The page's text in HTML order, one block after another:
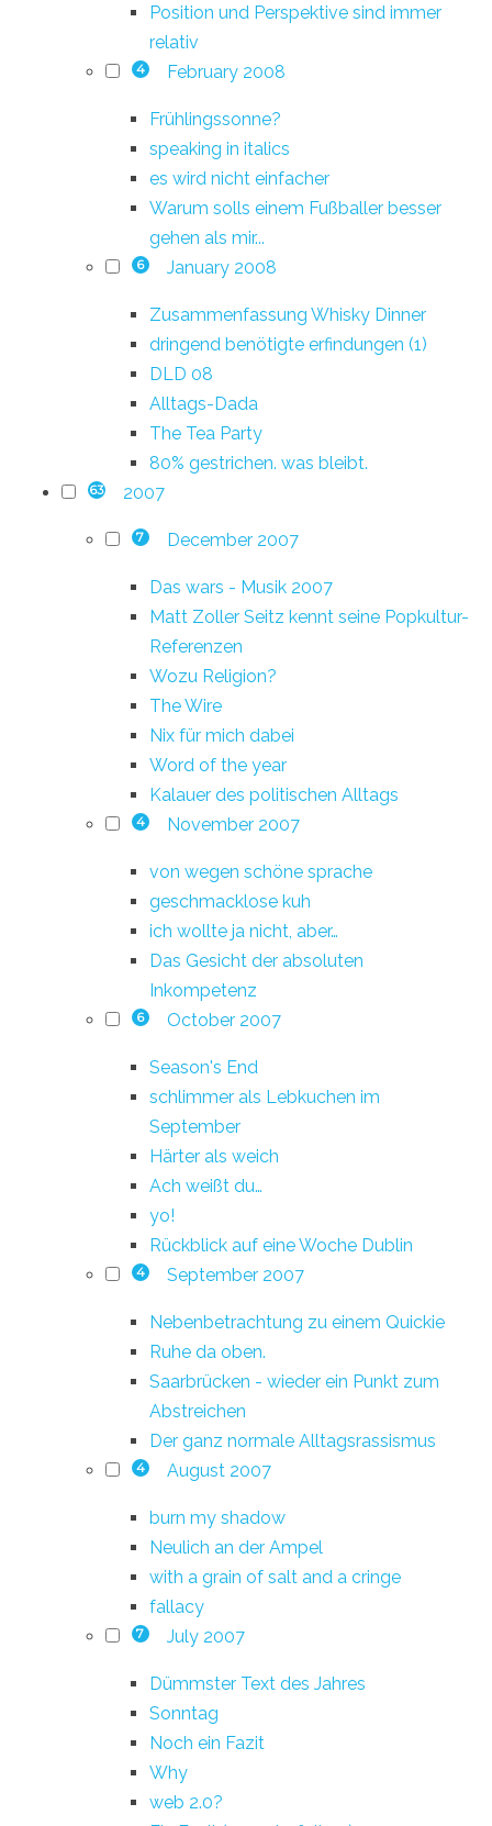
Position und Perspektive sind immer
relativ
4 February 2008
Frühlingssonne?
speaking in italics
es wird nicht einfacher
Warum solls einem Fußballer besser
gehen als mir...
6 January 2008
Zusammenfassung Whisky Dinner
dringend benötigte erfindungen (1)
DLD 08
Alltags-Dada
The Tea Party
80% gestrichen. was bleibt.
63 2007
7 December 2007
Das wars - Musik 2007
Matt Zoller Seitz kennt seine Popkultur-
Referenzen
Wozu Religion?
The Wire
Nix für mich dabei
Word of the year
Kalauer des politischen Alltags
4 November 2007
von wegen schöne sprache
geschmacklose kuh
ich wollte ja nicht, aber…
Das Gesicht der absoluten
Inkompetenz
6 October 2007
Season's End
schlimmer als Lebkuchen im
September
Härter als weich
Ach weißt du…
yo!
Rückblick auf eine Woche Dublin
4 September 2007
Nebenbetrachtung zu einem Quickie
Ruhe da oben.
Saarbrücken - wieder ein Punkt zum
Abstreichen
Der ganz normale Alltagsrassismus
4 August 2007
burn my shadow
Neulich an der Ampel
with a grain of salt and a cringe
fallacy
7 July 2007
Dümmster Text des Jahres
Sonntag
Noch ein Fazit
Why
web 2.0?